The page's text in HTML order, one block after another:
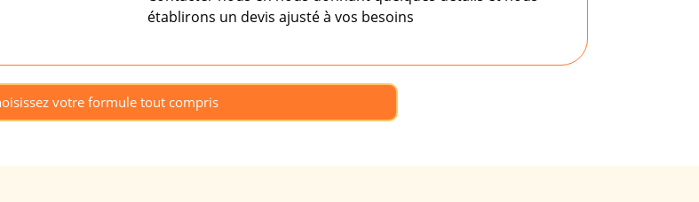
établirons un devis ajusté à vos besoins
votre formule tout compris